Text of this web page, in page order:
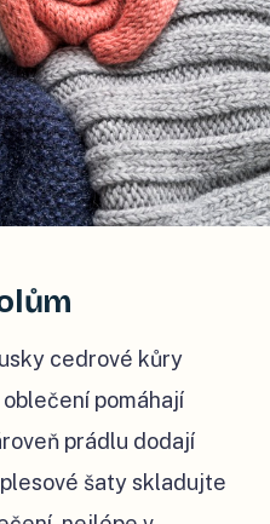
cedrové kůry
pomáhají
prádlu dodají
šaty skladujte